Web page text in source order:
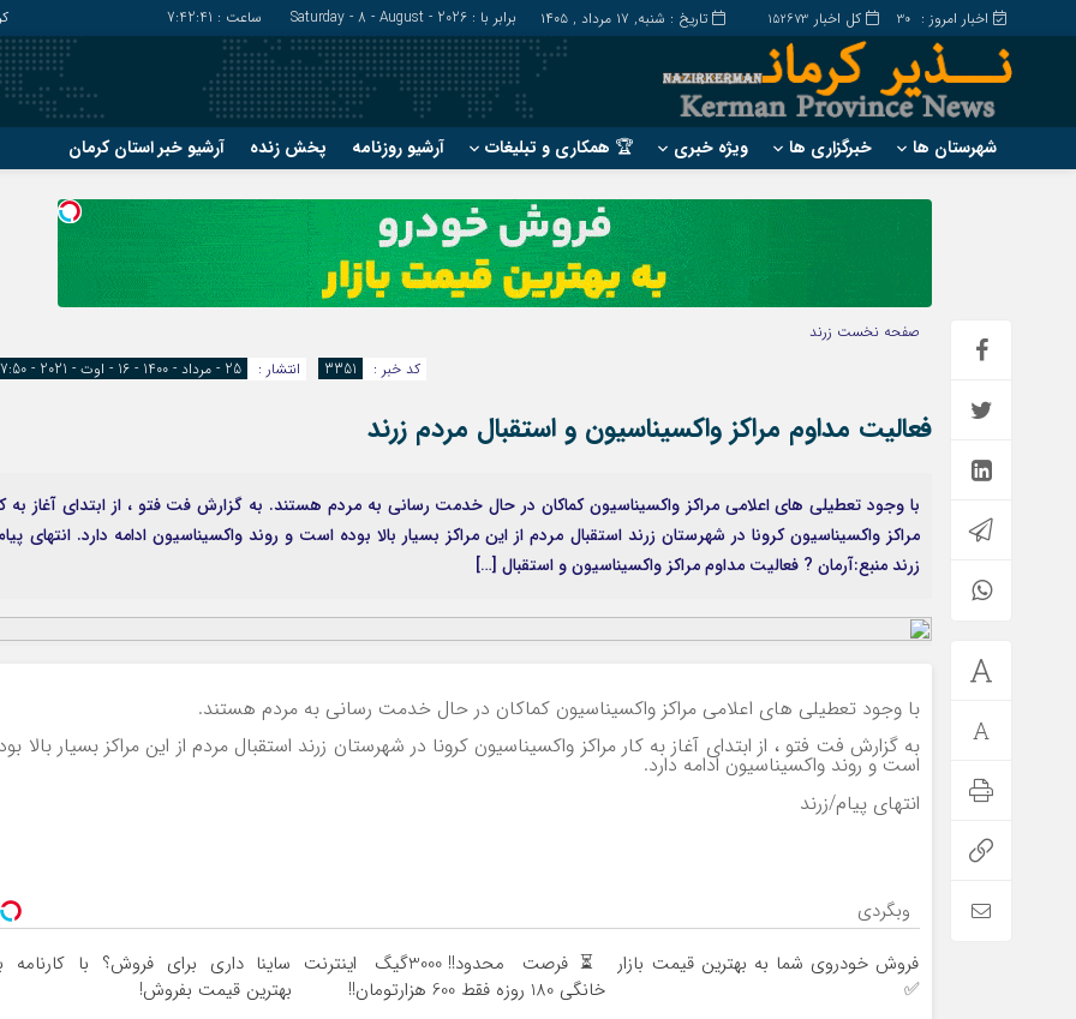
کل اخبار 152673 اخبار امروز : 30 تاریخ : شنبه, ۱۷ مرداد , ۱۴۰۵ برابر با : Saturday - 8 - August - 2026 ساعت : 7:42:43
شهرستان ها خبرگزاری ها ویژه خبری 🏆 همکاری و تبلیغات آرشیو روزنامه پخش زنده آرشیو خبر استان کرمان
بردسیر
?
بم
جیرفت
رابر
?
رفسنجان
ریگان
زرند
?
شهربابک
عنبرآباد
فاریاب
صفحه نخست زرند
انتشار :
25 - مرداد - 1400 - 16 - اوت - 2021 - 17:50 کد خبر : 3351
فعالیت مداوم مراکز واکسیناسیون و استقبال مردم زرند
با وجود تعطیلی های اعلامی مراکز واکسیناسیون کماکان در حال خدمت رسانی به مردم هستند. به گزارش فت فتو ، از ابتدای آغاز به
مراکز واکسیناسیون کرونا در شهرستان زرند استقبال مردم از این مراکز بسیار بالا بوده است و روند واکسیناسیون ادامه دارد. انتهای
زرند منبع:آرمان ? فعالیت مداوم مراکز واکسیناسیون و استقبال […]
با وجود تعطیلی های اعلامی مراکز واکسیناسیون کماکان در حال خدمت رسانی به مردم هستند.
به گزارش فت فتو ، از ابتدای آغاز به کار مراکز واکسیناسیون کرونا در شهرستان زرند استقبال مردم از این مراکز بسیار بالا
است و روند واکسیناسیون ادامه دارد.
انتهای پیام/زرند
وبگردی
فروش خودروی شما به بهترین قیمت بازار
✅
⏳فرصت محدود!! 3000گیگ اینترنت
خانگی 180 روزه فقط 600 هزارتومان!!
ساینا داری برای فروش؟ با کارنامه
بهترین قیمت بفروش!